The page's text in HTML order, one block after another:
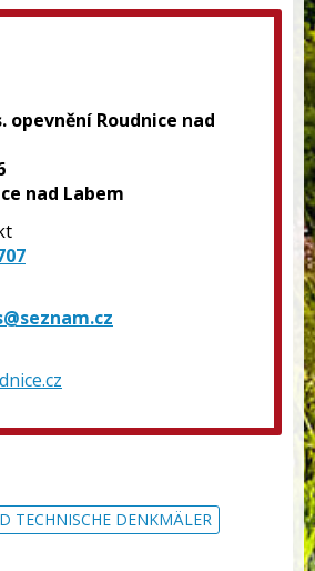
opevnění Roudnice nad
nad Labem
TECHNISCHE DENKMÄLER